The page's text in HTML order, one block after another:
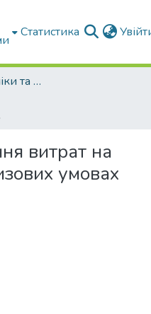
Статистика
Факультет Економіки та бізнесу
витрат на
умовах